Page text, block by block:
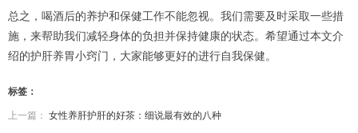
总之，喝酒后的养护和保健工作不能忽视。我们需要及时采取一些措
施，来帮助我们减轻身体的负担并保持健康的状态。希望通过本文介
绍的护肝养胃小窍门，大家能够更好的进行自我保健。
标签：
上一篇： 女性养肝护肝的好茶：细说最有效的八种